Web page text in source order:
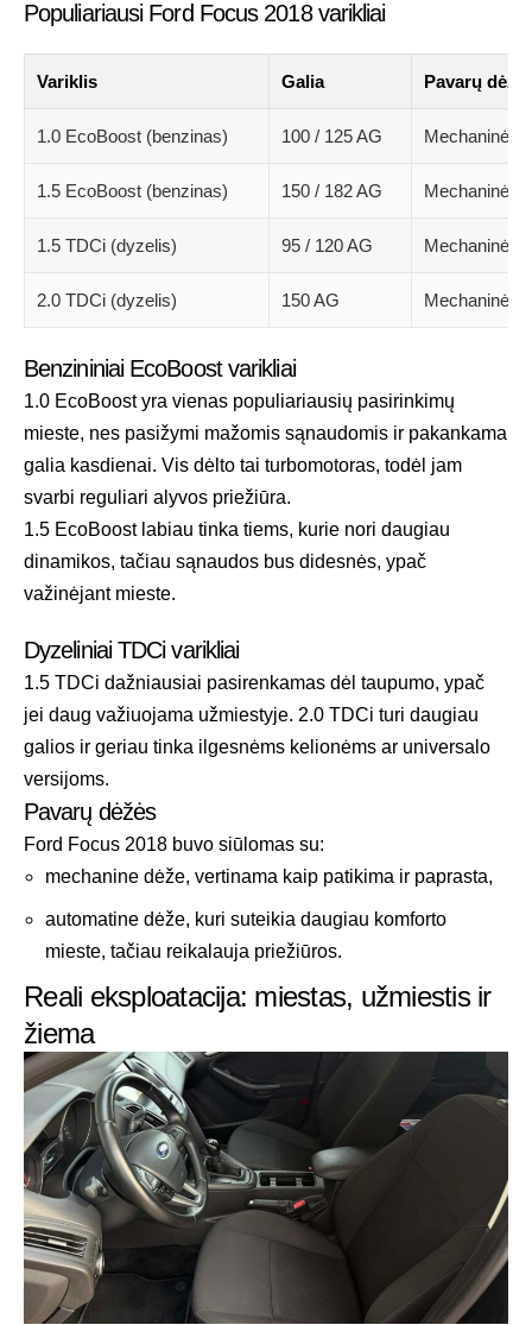
Populiariausi Ford Focus 2018 varikliai
Variklis Galia Pavarų dėžė
1.0 EcoBoost (benzinas) 100 / 125 AG Mechaninė
1.5 EcoBoost (benzinas) 150 / 182 AG Mechaninė /
1.5 TDCi (dyzelis) 95 / 120 AG Mechaninė
2.0 TDCi (dyzelis) 150 AG Mechaninė /
Benzininiai EcoBoost varikliai
1.0 EcoBoost yra vienas populiariausių pasirinkimų
mieste, nes pasižymi mažomis sąnaudomis ir pakankama
galia kasdienai. Vis dėlto tai turbomotoras, todėl jam
svarbi reguliari alyvos priežiūra.
1.5 EcoBoost labiau tinka tiems, kurie nori daugiau
dinamikos, tačiau sąnaudos bus didesnės, ypač
važinėjant mieste.
Dyzeliniai TDCi varikliai
1.5 TDCi dažniausiai pasirenkamas dėl taupumo, ypač
jei daug važiuojama užmiestyje. 2.0 TDCi turi daugiau
galios ir geriau tinka ilgesnėms kelionėms ar universalo
versijoms.
Pavarų dėžės
Ford Focus 2018 buvo siūlomas su:
mechanine dėže, vertinama kaip patikima ir paprasta,
automatine dėže, kuri suteikia daugiau komforto
mieste, tačiau reikalauja priežiūros.
Reali eksploatacija: miestas, užmiestis ir
žiema